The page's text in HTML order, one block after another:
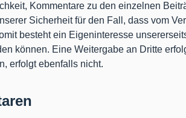
Kommentare zu den einzelnen
Sicherheit für den Fall, dass vom
besteht ein Eigeninteresse
können. Eine Weitergabe an Dritte
erfolgt ebenfalls nicht.